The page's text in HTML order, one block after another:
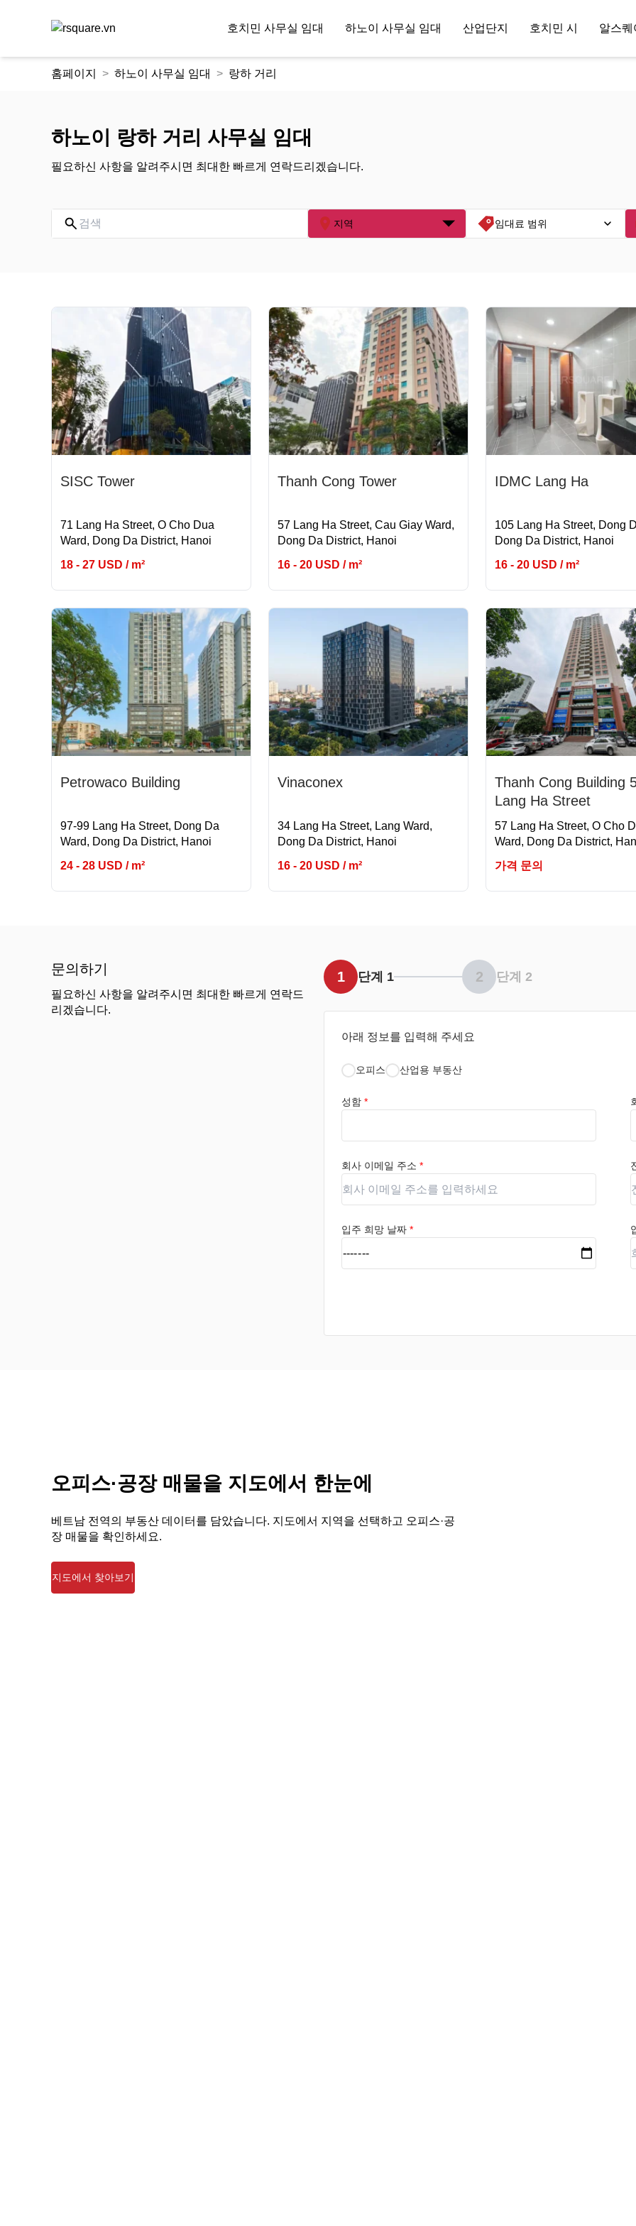
호치민 사무실 임대 하노이 사무실 임대 산업단지 호치민 시 알스퀘
홈페이지 하노이 사무실 임대 랑하 거리
하노이 랑하 거리 사무실 임대
필요하신 사항을 알려주시면 최대한 빠르게 연락드리겠습니다.
지역 임대료 범위
SISC Tower
71 Lang Ha Street, O Cho Dua
Ward, Dong Da District, Hanoi
18 - 27 USD / m²
Thanh Cong Tower
57 Lang Ha Street, Cau Giay Ward,
Dong Da District, Hanoi
16 - 20 USD / m²
IDMC Lang Ha
105 Lang Ha Street, Dong
Dong Da District, Hanoi
16 - 20 USD / m²
Petrowaco Building
97-99 Lang Ha Street, Dong Da
Ward, Dong Da District, Hanoi
24 - 28 USD / m²
Vinaconex
34 Lang Ha Street, Lang Ward,
Dong Da District, Hanoi
16 - 20 USD / m²
Thanh Cong Building
Lang Ha Street
57 Lang Ha Street, O Cho
Ward, Dong Da District,
가격 문의
문의하기
필요하신 사항을 알려주시면 최대한 빠르게 연락드
리겠습니다.
1 단계 1 2 단계 2
아래 정보를 입력해 주세요
오피스 산업용 부동산
성함 *
회사 이메일 주소 *
입주 희망 날짜 *
오피스·공장 매물을 지도에서 한눈에
베트남 전역의 부동산 데이터를 담았습니다. 지도에서 지역을 선택하고 오피스·공
장 매물을 확인하세요.
지도에서 찾아보기